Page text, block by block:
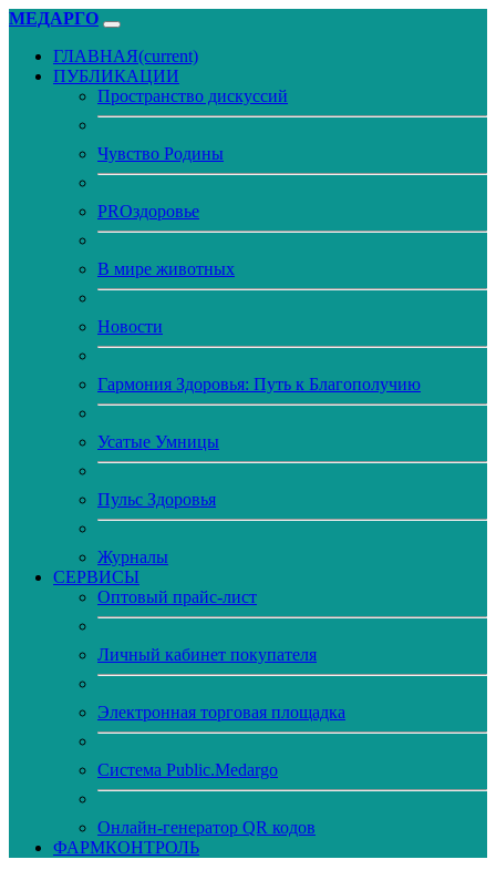
МЕДАРГО
ГЛАВНАЯ(current)
ПУБЛИКАЦИИ
Пространство дискуссий
Чувство Родины
PROздоровье
В мире животных
Новости
Гармония Здоровья: Путь к Благополучию
Усатые Умницы
Пульс Здоровья
Журналы
CЕРВИСЫ
Оптовый прайс-лист
Личный кабинет покупателя
Электронная торговая площадка
Система Public.Medargo
Онлайн-генератор QR кодов
ФАРМКОНТРОЛЬ